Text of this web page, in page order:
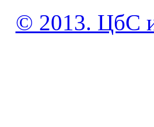
© 2013. ЦбС